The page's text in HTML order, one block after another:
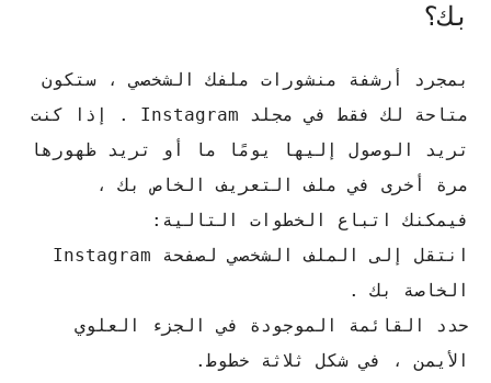
بك؟
بمجرد أرشفة منشورات ملفك الشخصي ، ستكون
متاحة لك فقط في مجلد Instagram . إذا كنت
تريد الوصول إليها يومًا ما أو تريد ظهورها
مرة أخرى في ملف التعريف الخاص بك ،
فيمكنك اتباع الخطوات التالية:
انتقل إلى الملف الشخصي لصفحة Instagram
الخاصة بك .
حدد القائمة الموجودة في الجزء العلوي
الأيمن ، في شكل ثلاثة خطوط.